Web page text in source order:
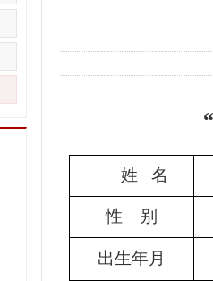
姓 名
性 别
出生年月